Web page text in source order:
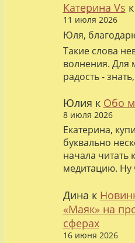
Катерина Vs к
11 июля 2026
Юля,
Такие слова
волнения. Для
радость -
Юлия к Обо
8 июля 2026
Екатерина,
буквально
начала читать
медитацию. Ну
Дина к
«Маяк» на
сферах
16 июня 2026